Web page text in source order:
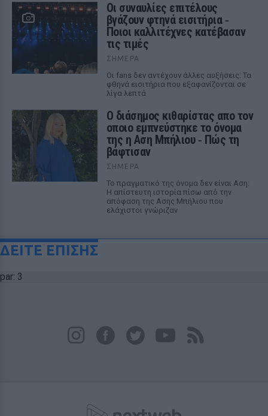
Οι συναυλίες επιτέλους
βγάζουν φτηνά εισιτήρια ‑
Ποιοι καλλιτέχνες κατέβασαν
τις τιμές
ΣΉΜΕΡΑ
Οι fans δεν αντέχουν άλλες αυξήσεις: Τα
φθηνά εισιτήρια που εξαφανίζονται σε
λίγα λεπτά
Ο διάσημος κιθαρίστας απο τον
οποιο εμπνεύστηκε το όνομα
της η Αση Μπήλιου ‑ Πώς τη
βάφτισαν
ΣΉΜΕΡΑ
Το πραγματικό της όνομα δεν είναι Αση:
Η απίστευτη ιστορία πίσω από την
απόφαση της Ασης Μπήλιου που
ελάχιστοι γνώριζαν
ΔΕΙΤΕ ΕΠΙΣΗΣ
par: 3